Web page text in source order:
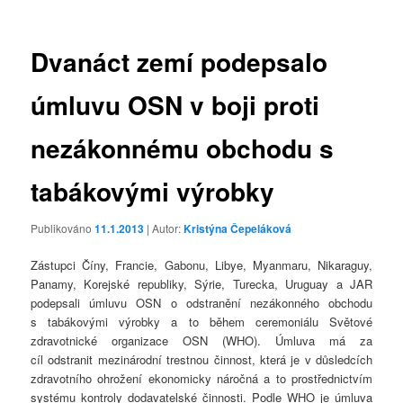
Dvanáct zemí podepsalo
úmluvu OSN v boji proti
nezákonnému obchodu s
tabákovými výrobky
Publikováno11.1.2013 | Autor:Kristýna Čepeláková
Zástupci Číny, Francie, Gabonu, Libye, Myanmaru, Nikaraguy,
Panamy, Korejské republiky, Sýrie, Turecka, Uruguay a JAR
podepsali úmluvu OSN o odstranění nezákonného obchodu
s tabákovými výrobky a to během ceremoniálu Světové
zdravotnické organizace OSN (WHO). Úmluva má za
cíl odstranit mezinárodní trestnou činnost, která je v důsledcích
zdravotního ohrožení ekonomicky náročná a to prostřednictvím
systému kontroly dodavatelské činnosti. Podle WHO je úmluva